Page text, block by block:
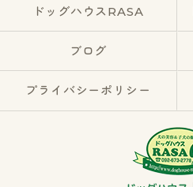
ドッグハウスRASA
ブログ
プライバシーポリシー